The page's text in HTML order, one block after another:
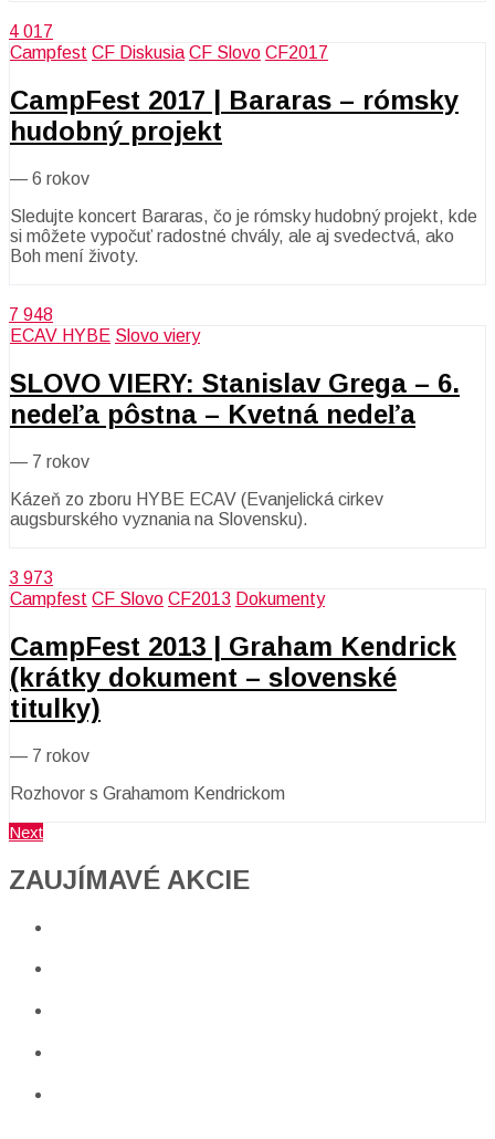
4 017
Campfest CF Diskusia CF Slovo CF2017
CampFest 2017 | Bararas – rómsky
hudobný projekt
— 6 rokov
Sledujte koncert Bararas, čo je rómsky hudobný projekt, kde
si môžete vypočuť radostné chvály, ale aj svedectvá, ako
Boh mení životy.
7 948
ECAV HYBE Slovo viery
SLOVO VIERY: Stanislav Grega – 6.
nedeľa pôstna – Kvetná nedeľa
— 7 rokov
Kázeň zo zboru HYBE ECAV (Evanjelická cirkev
augsburského vyznania na Slovensku).
3 973
Campfest CF Slovo CF2013 Dokumenty
CampFest 2013 | Graham Kendrick
(krátky dokument – slovenské
titulky)
— 7 rokov
Rozhovor s Grahamom Kendrickom
Next
ZAUJÍMAVÉ AKCIE​